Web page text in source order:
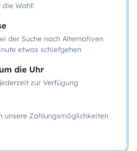
die Wahl!
der Suche nach Alternativen
etwas schiefgehen
die Uhr
zur Verfügung
unsere Zahlungsmöglichkeiten